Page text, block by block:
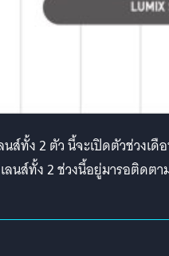
ส์ทั้ง 2 ตัว นี้จะเปิดตัวช่วงเดื
ลนส์ทั้ง 2 ช่วงนี้อยู่มารอติดตา